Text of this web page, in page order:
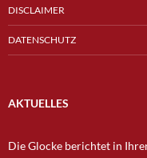
DISCLAIMER
DATENSCHUTZ
AKTUELLES
Die Glocke berichtet in